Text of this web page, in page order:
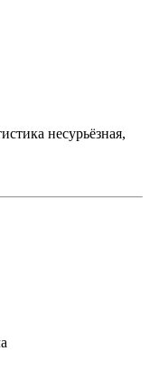
несурьёзная,